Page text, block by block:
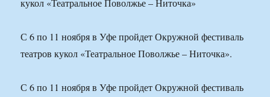
С 6 по 11 ноября в Уфе пройдет Окружной фестиваль
театров кукол «Театральное Поволжье – Ниточка».
С 6 по 11 ноября в Уфе пройдет Окружной фестиваль